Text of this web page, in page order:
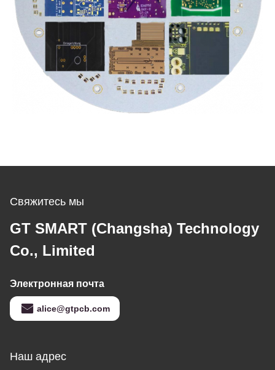
Свяжитесь мы
GT SMART (Changsha) Technology
Co., Limited
Электронная почта
alice@gtpcb.com
Наш адрес